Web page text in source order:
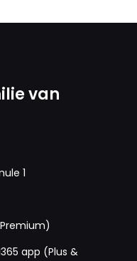
van
1
app (Plus &